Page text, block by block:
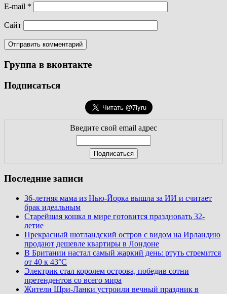
E-mail *
Сайт
Группа в вконтакте
Подписаться
Введите свой email адрес
Последние записи
36-летняя мама из Нью-Йорка вышла за ИИ и считает
брак идеальным
Старейшая кошка в мире готовится праздновать 32-
летие
Прекрасный шотландский остров с видом на Ирландию
продают дешевле квартиры в Лондоне
В Британии настал самый жаркий день: ртуть стремится
от 40 к 43°C
Электрик стал королем острова, победив сотни
претендентов со всего мира
Жители Шри-Ланки устроили вечный праздник в